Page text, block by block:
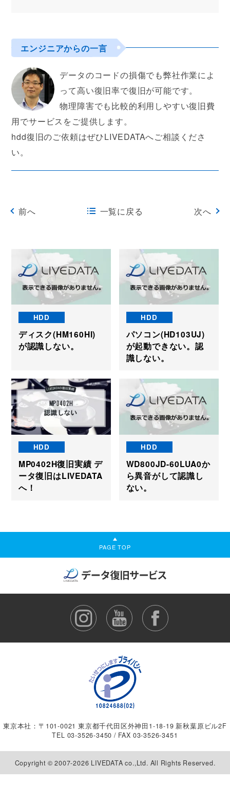
エンジニアからの一言
データのコードの損傷でも弊社作業によ
って高い復旧率で復旧が可能です。
物理障害でも比較的利用しやすい復旧費
用でサービスをご提供します。
hdd復旧のご依頼はぜひLIVEDATAへご相談くださ
い。
前へ 一覧に戻る 次へ
HDD
ディスク(HM160HI)
が認識しない。
HDD
パソコン(HD103UJ)
が起動できない。認
識しない。
HDD
MP0402H復旧実績 デ
ータ復旧はLIVEDATA
へ！
HDD
WD800JD-60LUA0か
ら異音がして認識し
ない。
PAGE TOP
東京本社：〒101-0021 東京都千代田区外神田1-18-19 新秋葉原ビル2F
TEL 03-3526-3450 / FAX 03-3526-3451
Copyright © 2007-2026 LIVEDATA co.,Ltd. All Rights Reserved.